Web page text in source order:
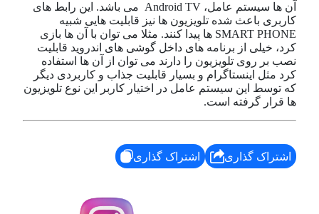
آن ها سیستم عامل، Android TV می باشد. این رابط های
کاربری باعث شده تلویزیون ها نیز قابلیت هایی شبیه
SMART PHONE ها پیدا کنند. مثلا می توان با آن ها بازی
کرد، خیلی از برنامه های داخل گوشی های اندروید قابلیت
نصب بر روی تلویزیون را دارند می توان از آن ها استفاده
کرد مثل اینستاگرام و بسیار قابلیت جذاب و کاربردی دیگر
که توسط این سیستم عامل در اختیار کاربر این نوع تلویزیون
ها قرار گرفته است.
اشتراک گذاری اشتراک گذاری